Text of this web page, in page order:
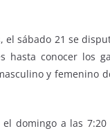
el sábado 21 se
conocer los
y femenino
domingo a las